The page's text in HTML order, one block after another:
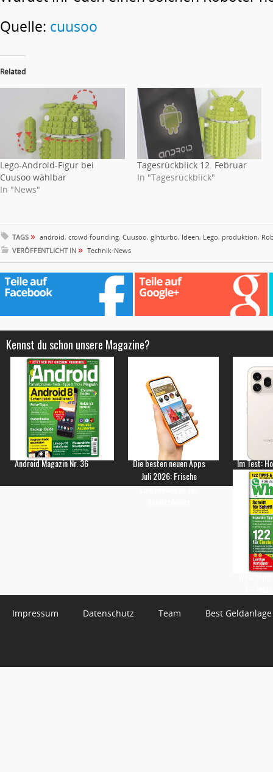
Quelle: cuusoo
Related
Lego-Android-Figur bei
Cuusoo wählbar
In "News"
Tagesrückblick 12. Februar
In "Tagesrückblick"
TAGS » android, crowd founding, Cuusoo, glhturbo, Ideen, Lego, produktion,
VERÖFFENTLICHT IN » Technik-News
Kennst du schon unsere Magazine?
Android Magazin Nr. 36
Die besten neuen Apps
Juli 2026: Frische
Empfehlungen für
Im Test:
Impressum Datenschutz Team Best Geldanlage